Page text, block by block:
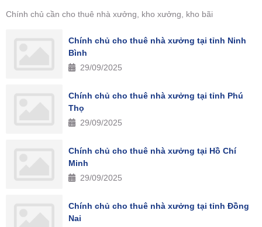
Chính chủ cần cho thuê nhà xưởng, kho xưởng, kho bãi
Chính chủ cho thuê nhà xưởng tại tỉnh Ninh
Bình
29/09/2025
Chính chủ cho thuê nhà xưởng tại tỉnh Phú
Thọ
29/09/2025
Chính chủ cho thuê nhà xưởng tại Hồ Chí
Minh
29/09/2025
Chính chủ cho thuê nhà xưởng tại tỉnh Đồng
Nai